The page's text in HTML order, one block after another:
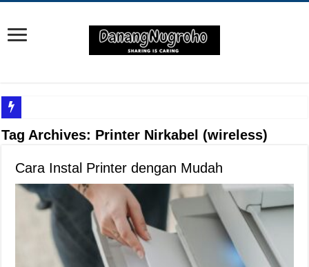
Yuk Cari Tahu Cara Memanfaatkan Teknologi Waze
Tips Memperbaiki Elektronik Speaker Sound yang Bunyi Kemresek
Penyebab Rem Susah Digerakin dan Cara Mengatasinya
Tutorial Memasang Kabel Listrik untuk Pengairan Tambak dengan Elektronik
Elektronik Canggih, Kulkas Inverter vs Non-Inverter
Tips Atasi Motor Bunyi Kletek-Kletek Tanpa Panik Undang Mekanik
Tag Archives: Printer Nirkabel (wireless)
Cara Instal Printer dengan Mudah